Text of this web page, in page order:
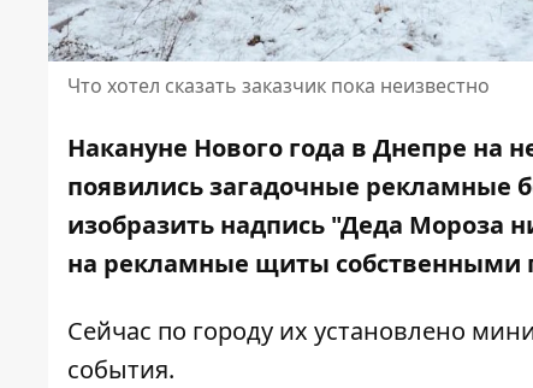
Что хотел сказать заказчик пока неизвестно
Накануне Нового года в Днепре на
появились загадочные рекламные
изобразить надпись "Деда Мороза
на рекламные щиты собственными
Сейчас по городу их установлено
события.